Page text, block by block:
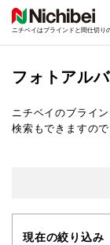
ニチベイはブラインドと間仕切り
フォトアル
ニチベイのブライ
検索もできますの
現在の絞り込み